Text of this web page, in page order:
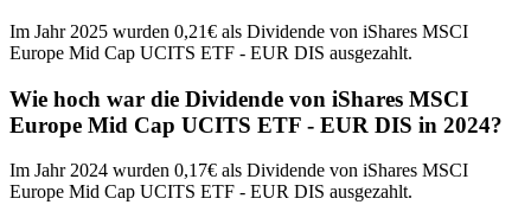
Im Jahr 2025 wurden 0,21€ als Dividende von iShares MSCI
Europe Mid Cap UCITS ETF - EUR DIS ausgezahlt.
Wie hoch war die Dividende von iShares MSCI
Europe Mid Cap UCITS ETF - EUR DIS in 2024?
Im Jahr 2024 wurden 0,17€ als Dividende von iShares MSCI
Europe Mid Cap UCITS ETF - EUR DIS ausgezahlt.